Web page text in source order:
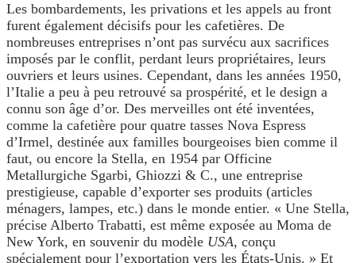
Les bombardements, les privations et les appels au front
furent également décisifs pour les cafetières. De
nombreuses entreprises n’ont pas survécu aux sacrifices
imposés par le conflit, perdant leurs propriétaires, leurs
ouvriers et leurs usines. Cependant, dans les années 1950,
l’Italie a peu à peu retrouvé sa prospérité, et le design a
connu son âge d’or. Des merveilles ont été inventées,
comme la cafetière pour quatre tasses Nova Espress
d’Irmel, destinée aux familles bourgeoises bien comme il
faut, ou encore la Stella, en 1954 par Officine
Metallurgiche Sgarbi, Ghiozzi & C., une entreprise
prestigieuse, capable d’exporter ses produits (articles
ménagers, lampes, etc.) dans le monde entier. « Une Stella,
précise Alberto Trabatti, est même exposée au Moma de
New York, en souvenir du modèle USA, conçu
spécialement pour l’exportation vers les États-Unis. » Et